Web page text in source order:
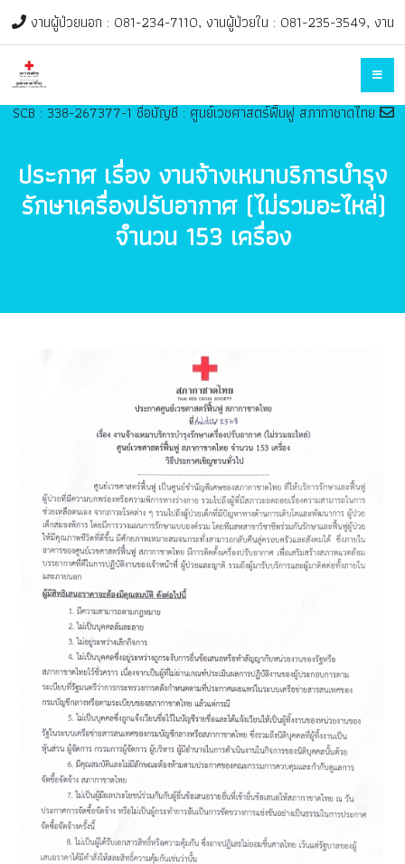
งานผู้ป่วยนอก : 081-234-7110, งานผู้ป่วยใน : 081-235-3549, งาน
ฟื้นฟูเด็ก : 082-947-0998 ติดต่อในวันและเวลาราชการ, ช่องทางบริจาค
SCB : 338-267377-1 ชื่อบัญชี : ศูนย์เวชศาสตร์ฟื้นฟู สภากาชาดไทย
rehab@redcross.or.th
ประกาศ เรื่อง งานจ้างเหมาบริการบำรุง
รักษาเครื่องปรับอากาศ (ไม่รวมอะไหล่)
จำนวน 153 เครื่อง